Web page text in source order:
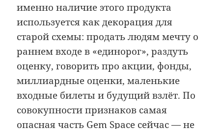
именно наличие этого продукта
используется как декорация для
старой схемы: продать людям мечту о
раннем входе в «единорог», раздуть
оценку, говорить про акции, фонды,
миллиардные оценки, маленькие
входные билеты и будущий взлёт. По
совокупности признаков самая
опасная часть Gem Space сейчас — не